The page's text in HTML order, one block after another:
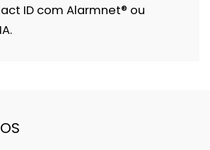
ID com Alarmnet® ou